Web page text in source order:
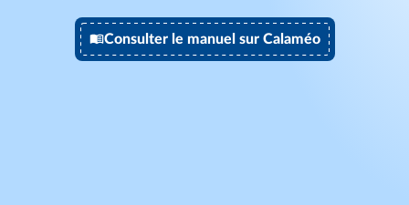
Consulter le manuel sur Calaméo